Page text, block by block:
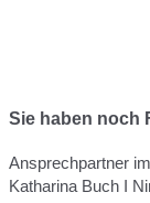
Sie haben noch
Ansprechpartner
Katharina Buch I